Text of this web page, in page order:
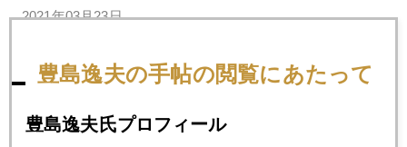
2021年03月23日
今週の注目点、イエレン＆パウエル議会での共演
豊島逸夫の手帖の閲覧にあたって
豊島逸夫氏プロフィール